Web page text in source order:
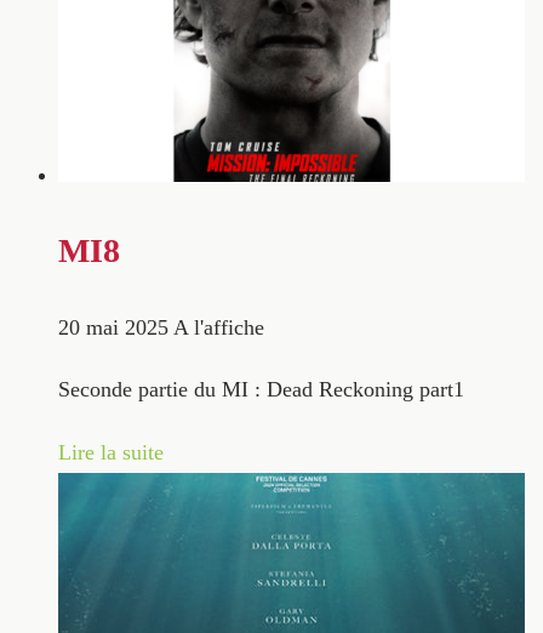
MI8
20 mai 2025 A l'affiche
Seconde partie du MI : Dead Reckoning part1
Lire la suite